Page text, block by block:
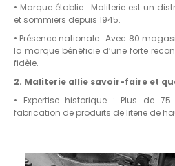
• Marque établie : Maliterie est un
et sommiers depuis 1945.
• Présence nationale : Avec 80
la marque bénéficie d’une forte
fidèle.
2. Maliterie allie savoir-faire et
• Expertise historique : Plus de
fabrication de produits de literie de